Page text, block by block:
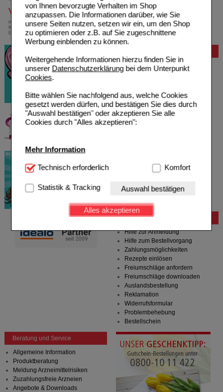
von Ihnen bevorzugte Verhalten im Shop
anzupassen. Die Informationen darüber, wie Sie
unsere Seiten nutzen, setzen wir ein, um den Shop
zu optimieren oder z.B. auf Sie zugeschnittene
Werbung einblenden zu können.
Weitergehende Informationen hierzu finden Sie in
unserer Datenschutzerklärungbei dem Unterpunkt
Cookies.
Bitte wählen Sie nachfolgend aus, welche Cookies
gesetzt werden dürfen, und bestätigen Sie dies durch
"Auswahl bestätigen" oder akzeptieren Sie alle
Cookies durch "Alles akzeptieren":
Mehr Information
Technisch Notwendig:Hierbei handelt es sich um
Website notwendig sind (z.B. Navigation, Warenkorb,
Kundenkonto), weshalb auf diese nicht verzichtet
werden kann.
Einkaufserlebnis noch ansprechender zu gestalten,
beispielsweise für die Wiedererkennung des
Besuchers oder unsere Seite an bevorzugte
Verhaltensweisen (z.B. Spracheinstellung)
anzupassen. Komfort-Cookies ermöglichen es uns
auch auf Ihre Bedürfnisse zugeschrittene Inhalte
anzuzeigen und unser Partnerprogramm zu
Hierüber lassen sich
Informationen über die Art und Weise der Nutzung
Website weiter für Sie optimieren können, den Inhalt
auf unserer Website aber auch die Werbung auf
Drittseiten möglichst relevant für Sie zu gestalten.
Bitte beachten Sie, dass Daten hierfür teilweise an
Dritte wie z.B. Google oder soziale Medien
übertragen werden.
Technisch erforderlich Komfort
Statistik & Tracking Auswahl bestätigen
Alles akzeptieren
Versandkostenfrei
innerhalb Deutschlands bei einem
Mindestbestellwert von 13,99 Euro oder bei
Einsendung eines Kassenrezeptes
Bestellung
Hilfe zur Anmeldung
Hilfe zum Bestellvorgang
Zahlungsmöglichkeiten
Rezepte einlösen
Freiumschläge anfordern
Freiumschläge downloaden
Auslandsbestellung
Reklamation
Widerrufsformular
Problembehebung
Bestellschein
Beratung und Service
Allgemeine Information
Produktberatung
Meldung Arzneimittelrisiken
Zuzahlungsfreie Arzneien
Angebote & Downloads